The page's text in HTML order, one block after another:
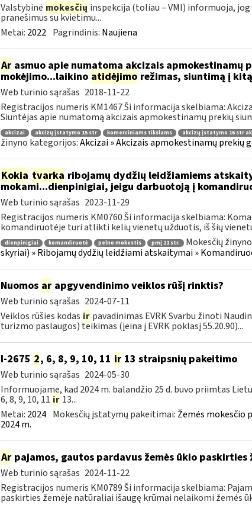
Valstybinė mokesčių inspekcija (toliau – VMI) informuoja, jog
pranešimus su kvietimu...
Metai: 2022 Pagrindinis: Naujiena
Arasmuo apie numatomą akcizais apmokestinamų
mokėjimo...laikino atidėjimo režimas, siuntimą į
Web turinio sąrašas 2018-11-22
Registracijos numeris KM1467 Ši informacija skelbiama:
Siuntėjas apie numatomą akcizais apmokestinamų prekių
akcizai akcizų įstatymo 15 str komerciniams tikslams akcizų įstatymo 16 str
žinyno kategorijos:Akcizai » Akcizais apmokestinamų prekių
Kokia tvarka ribojamų dydžių leidžiamiems
mokami...dienpinigiai, jeigu darbuotoją į
Web turinio sąrašas 2023-11-29
Registracijos numeris KM0760 Ši informacija skelbiama:
komandiruotėje turi atlikti kelių vienetų užduotis, iš šių
dienpinigiai komandiruotė pelno mokestis pmį 21 str. Mokesčių
skyriai) » Ribojamų dydžių leidžiami atskaitymai »
Nuomos arapgyvendinimo veiklos rūšį rinktis?
Web turinio sąrašas 2024-07-11
Veiklos rūšies kodas ir pavadinimas EVRK Svarbu žinoti
turizmo paslaugos) teikimas (įeina į EVRK poklasį 55.20.90)...
I-2675 2, 6, 8, 9, 10, 11 ir13 straipsnių pakeitimo
Web turinio sąrašas 2024-05-30
Informuojame, kad 2024 m. balandžio 25 d. buvo priimtas
6, 8, 9, 10, 11 ir 13...
Metai: 2024 Mokesčių įstatymų pakeitimai: Žemės mokesčio
2024 m.
Arpajamos, gautos pardavus žemės ūkio paskirties
Web turinio sąrašas 2024-11-22
Registracijos numeris KM0789 Ši informacija skelbiama:
paskirties žemėje natūraliai išaugę krūmai nelaikomi žemės